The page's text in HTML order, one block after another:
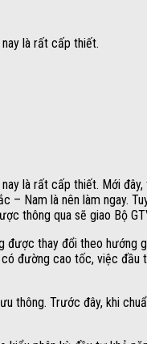
nay là rất cấp thiết.
là rất cấp thiết. Mới
– Nam là nên làm ngay.
thông qua sẽ giao Bộ
được thay đổi theo hướng
đường cao tốc, việc
thông. Trước đây, khi